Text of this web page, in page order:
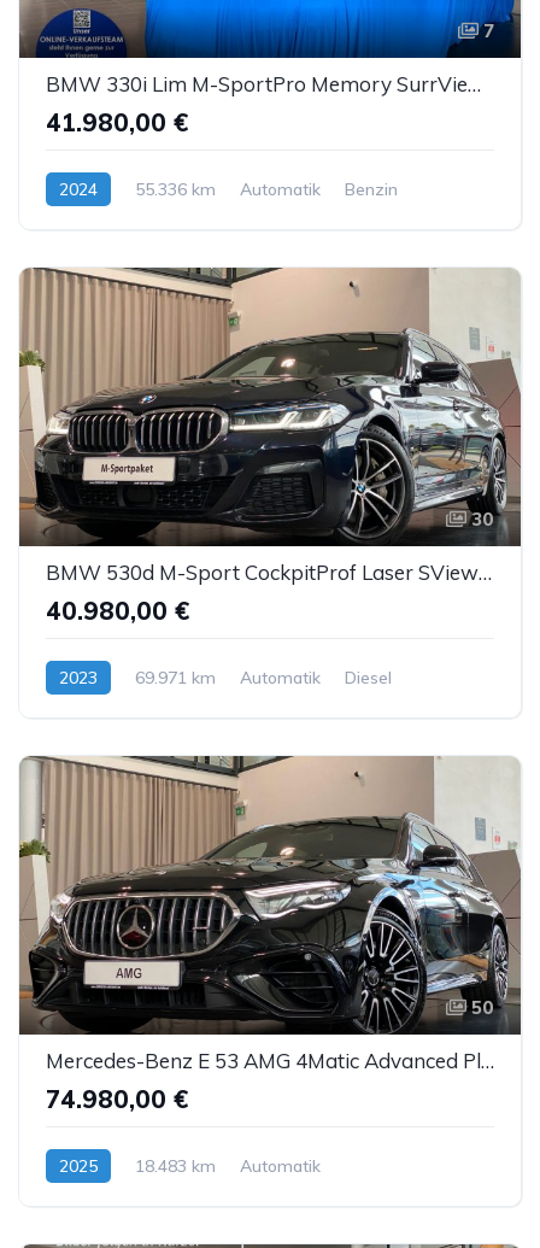
7
BMW 330i Lim M-SportPro Memory SurrView HUD eGSD ACC
41.980,00 €
2024 55.336 km Automatik Benzin
30
BMW 530d M-Sport CockpitProf Laser SView HUD H&K ACC
40.980,00 €
2023 69.971 km Automatik Diesel
50
Mercedes-Benz E 53 AMG 4Matic Advanced Plus NightP DTR AHK 20"
74.980,00 €
2025 18.483 km
Automatik